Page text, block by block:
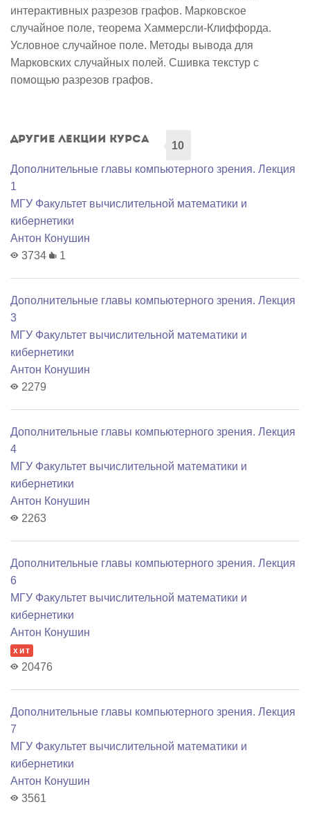
интерактивных разрезов графов. Марковское
случайное поле, теорема Хаммерсли-Клиффорда.
Условное случайное поле. Методы вывода для
Марковских случайных полей. Сшивка текстур с
помощью разрезов графов.
Другие лекции курса
10
Дополнительные главы компьютерного зрения. Лекция
1
МГУ Факультет вычислительной математики и
кибернетики
Антон Конушин
3734
1
Дополнительные главы компьютерного зрения. Лекция
3
МГУ Факультет вычислительной математики и
кибернетики
Антон Конушин
2279
Дополнительные главы компьютерного зрения. Лекция
4
МГУ Факультет вычислительной математики и
кибернетики
Антон Конушин
2263
Дополнительные главы компьютерного зрения. Лекция
6
МГУ Факультет вычислительной математики и
кибернетики
Антон Конушин
хит
20476
Дополнительные главы компьютерного зрения. Лекция
7
МГУ Факультет вычислительной математики и
кибернетики
Антон Конушин
3561